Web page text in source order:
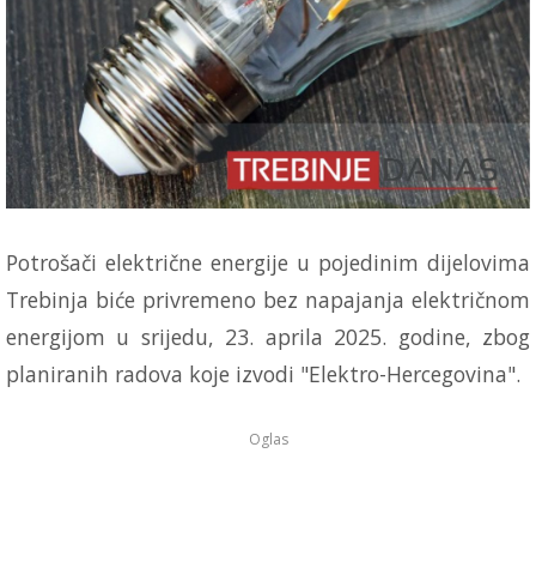
Potrošači električne energije u pojedinim dijelovima
Trebinja biće privremeno bez napajanja električnom
energijom u srijedu, 23. aprila 2025. godine, zbog
planiranih radova koje izvodi "Elektro-Hercegovina".
Oglas